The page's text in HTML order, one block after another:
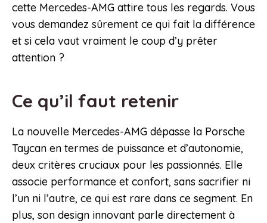
cette Mercedes-AMG attire tous les regards. Vous
vous demandez sûrement ce qui fait la différence
et si cela vaut vraiment le coup d’y prêter
attention ?
Ce qu’il faut retenir
La nouvelle Mercedes-AMG dépasse la Porsche
Taycan en termes de puissance et d’autonomie,
deux critères cruciaux pour les passionnés. Elle
associe performance et confort, sans sacrifier ni
l’un ni l’autre, ce qui est rare dans ce segment. En
plus, son design innovant parle directement à